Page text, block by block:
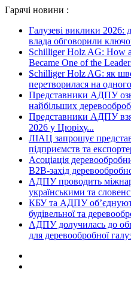
Гарячі новини :
Галузеві виклики 2026:
влада обговорили
Schilliger Holz AG: How
Became One of the
Schilliger Holz AG: як
перетворилася на одного
Представники АДПУ
найбільших
Представники АДПУ
2026 у Цюріху...
ЛІАЦ запрошує
підприємств та
Асоціація
B2B-захід
АДПУ проводить
українськими та
КБУ та АДПУ
будівельної та
АДПУ долучилась до
для деревообробної